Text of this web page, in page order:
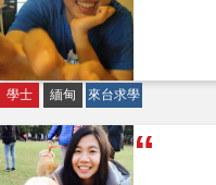
學士 緬甸 來台求學